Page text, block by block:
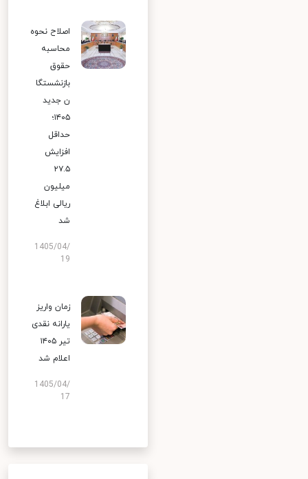
اصلاح نحوه
محاسبه
حقوق
بازنشستگا
ن جدید
۱۴۰۵؛
حداقل
افزایش
۲۷.۵
میلیون
ریالی ابلاغ
شد
1405/04/
19
زمان واریز
یارانه نقدی
تیر ۱۴۰۵
اعلام شد
1405/04/
17